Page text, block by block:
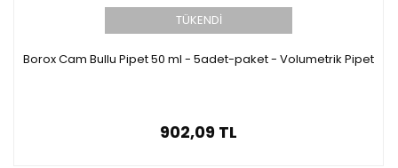
TÜKENDİ
Borox Cam Bullu Pipet 50 ml - 5adet-paket - Volumetrik Pipet
902,09 TL